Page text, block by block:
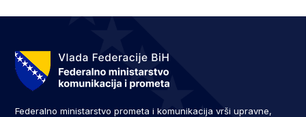
Federalno ministarstvo prometa i komunikacija vrši upravne,